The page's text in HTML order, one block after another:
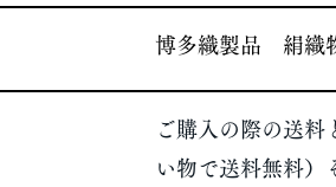
博多織製品 絹織
ご購入の際の送料
い物で送料無料）